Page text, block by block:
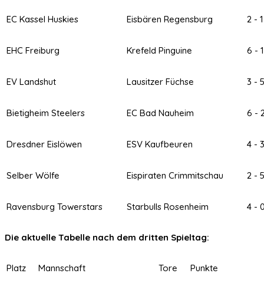
EC Kassel Huskies Eisbären Regensburg 2 - 1
EHC Freiburg Krefeld Pinguine 6 - 1
EV Landshut Lausitzer Füchse 3 - 5
Bietigheim Steelers EC Bad Nauheim 6 -
Dresdner Eislöwen ESV Kaufbeuren 4 - 3
Selber Wölfe Eispiraten Crimmitschau 2 - 5
Ravensburg Towerstars Starbulls Rosenheim 4 -
Die aktuelle Tabelle nach dem dritten Spieltag:
Platz Mannschaft Tore Punkte